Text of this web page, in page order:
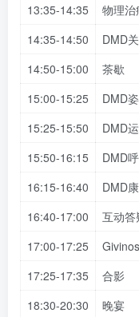
13:35-14:35
物理
14:35-14:50
DMD
14:50-15:00
茶歇
15:00-15:25
DMD
15:25-15:50
DMD
15:50-16:15
DMD
16:15-16:40
DMD
16:40-17:00
互动答
17:00-17:25
17:25-17:35
合影
18:30-20:30
晚宴